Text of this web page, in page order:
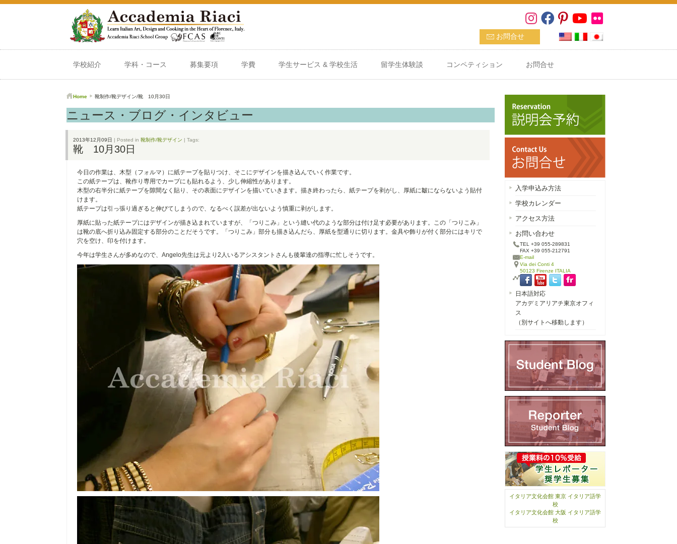
お問合せ
学校紹介 学科・コース 募集要項 学費 学生サービス & 学校生活 留学生体験談 コンペティション お問合せ
Home 靴制作/靴デザイン/靴 10月30日
ニュース・ブログ・インタビュー
2013年12月09日 | Posted in 靴制作/靴デザイン | Tags:
靴 10月30日
今日の作業は、木型（フォルマ）に紙テープを貼りつけ、そこにデザインを描き込んでいく作業です。
この紙テープは、靴作り専用でカーブにも貼れるよう、少し伸縮性があります。
木型の右半分に紙テープを隙間なく貼り、その表面にデザインを描いていきます。描き終わったら、紙テープを剥がし、厚紙に皺にならないよう貼付
けます。
紙テープは引っ張り過ぎると伸びてしまうので、なるべく誤差が出ないよう慎重に剥がします。
厚紙に貼った紙テープにはデザインが描き込まれていますが、「つりこみ」という縫い代のような部分は付け足す必要があります。この「つりこみ」
は靴の底へ折り込み固定する部分のことだそうです。「つりこみ」部分も描き込んだら、厚紙を型通りに切ります。金具や飾りが付く部分にはキリで
穴を空け、印を付けます。
今年は学生さんが多めなので、Angelo先生は元より2人いるアシスタントさんも後輩達の指導に忙しそうです。
入学申込み方法
学校カレンダー
アクセス方法
お問い合わせ
TEL +39 055-289831
FAX +39 055-212791
E-mail
Via dei Conti 4
50123 Firenze ITALIA
日本語対応
アカデミアリアチ東京オフィ
ス
（別サイトへ移動します）
イタリア文化会館 東京 イタリア語学
校
イタリア文化会館 大阪 イタリア語学
校